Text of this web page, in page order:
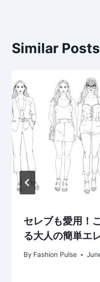
Similar Posts
セレブも愛用！
る大人の簡単エ
By Fashion Pulse